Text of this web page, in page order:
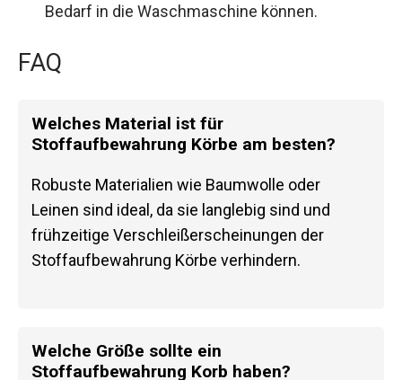
Bedarf in die Waschmaschine können.
FAQ
Welches Material ist für
Stoffaufbewahrung Körbe am besten?
Robuste Materialien wie Baumwolle oder
Leinen sind ideal, da sie langlebig sind und
frühzeitige Verschleißerscheinungen der
Stoffaufbewahrung Körbe verhindern.
Welche Größe sollte ein
Stoffaufbewahrung Korb haben?